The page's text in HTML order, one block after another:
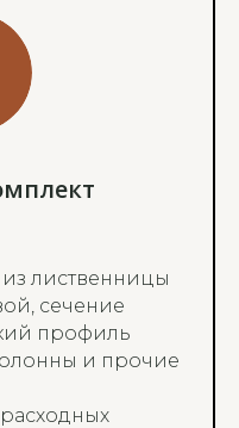
лиственницы
сечение
профиль
и прочие